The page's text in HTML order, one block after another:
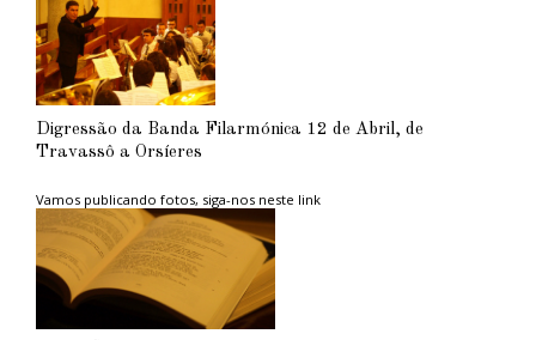
Digressão da Banda Filarmónica 12 de Abril, de
Travassô a Orsíeres
Vamos publicando fotos, siga-nos neste link